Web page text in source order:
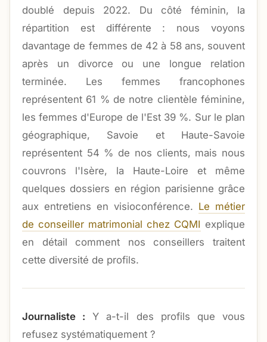
doublé depuis 2022. Du côté féminin, la
répartition est différente : nous voyons
davantage de femmes de 42 à 58 ans, souvent
après un divorce ou une longue relation
terminée. Les femmes francophones
représentent 61 % de notre clientèle féminine,
les femmes d'Europe de l'Est 39 %. Sur le plan
géographique, Savoie et Haute-Savoie
représentent 54 % de nos clients, mais nous
couvrons l'Isère, la Haute-Loire et même
quelques dossiers en région parisienne grâce
aux entretiens en visioconférence. Le métier
de conseiller matrimonial chez CQMI explique
en détail comment nos conseillers traitent
cette diversité de profils.
Journaliste : Y a-t-il des profils que vous
refusez systématiquement ?